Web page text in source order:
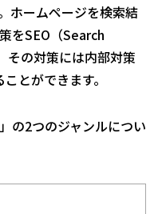
ホームページを検索結
をSEO（Search
の対策には内部対策
とができます。
の2つのジャンルについ